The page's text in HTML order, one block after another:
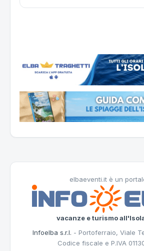
elbaeventi.it è un
vacanze e turismo
Infoelba s.r.l. - Portoferraio, Viale
Codice fiscale e P.IVA